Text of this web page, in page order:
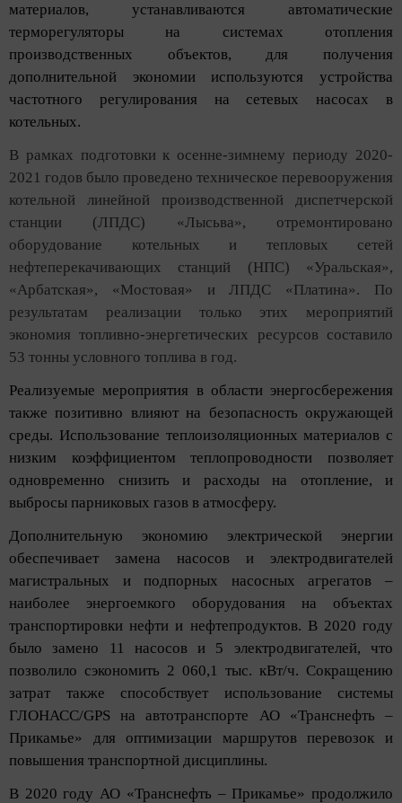
материалов, устанавливаются автоматические
терморегуляторы на системах отопления
производственных объектов, для получения
дополнительной экономии используются устройства
частотного регулирования на сетевых насосах в
котельных.
В рамках подготовки к осенне-зимнему периоду 2020-
2021 годов было проведено техническое перевооружения
котельной линейной производственной диспетчерской
станции (ЛПДС) «Лысьва», отремонтировано
оборудование котельных и тепловых сетей
нефтеперекачивающих станций (НПС) «Уральская»,
«Арбатская», «Мостовая» и ЛПДС «Платина». По
результатам реализации только этих мероприятий
экономия топливно-энергетических ресурсов составило
53 тонны условного топлива в год.
Реализуемые мероприятия в области энергосбережения
также позитивно влияют на безопасность окружающей
среды. Использование теплоизоляционных материалов с
низким коэффициентом теплопроводности позволяет
одновременно снизить и расходы на отопление, и
выбросы парниковых газов в атмосферу.
Дополнительную экономию электрической энергии
обеспечивает замена насосов и электродвигателей
магистральных и подпорных насосных агрегатов –
наиболее энергоемкого оборудования на объектах
транспортировки нефти и нефтепродуктов. В 2020 году
было замено 11 насосов и 5 электродвигателей, что
позволило сэкономить 2 060,1 тыс. кВт/ч. Сокращению
затрат также способствует использование системы
ГЛОНАСС/GPS на автотранспорте АО «Транснефть –
Прикамье» для оптимизации маршрутов перевозок и
повышения транспортной дисциплины.
В 2020 году АО «Транснефть – Прикамье» продолжило